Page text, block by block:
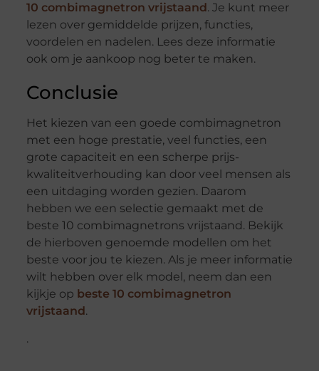
10 combimagnetron vrijstaand . Je kunt meer
lezen over gemiddelde prijzen, functies,
voordelen en nadelen. Lees deze informatie
ook om je aankoop nog beter te maken.
Conclusie
Het kiezen van een goede combimagnetron
met een hoge prestatie, veel functies, een
grote capaciteit en een scherpe prijs-
kwaliteitverhouding kan door veel mensen als
een uitdaging worden gezien. Daarom
hebben we een selectie gemaakt met de
beste 10 combimagnetrons vrijstaand. Bekijk
de hierboven genoemde modellen om het
beste voor jou te kiezen. Als je meer informatie
wilt hebben over elk model, neem dan een
kijkje op beste 10 combimagnetron
vrijstaand .
.